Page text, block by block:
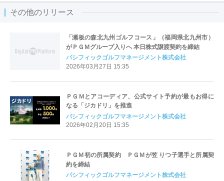
その他のリリース
「瀬板の森北九州ゴルフコース」（福岡県北九州市）
がＰＧＭグループ入りへ 本日株式譲渡契約を締結
パシフィックゴルフマネージメント株式会社
2026年03月27日 15:35
ＰＧＭとアコーディア、公式サイト予約が最もお得に
なる「ジカドリ」を推進
パシフィックゴルフマネージメント株式会社
2026年02月20日 15:35
ＰＧＭ初の所属契約 ＰＧＭが笠 りつ子選手と所属契
約を締結
パシフィックゴルフマネージメント株式会社